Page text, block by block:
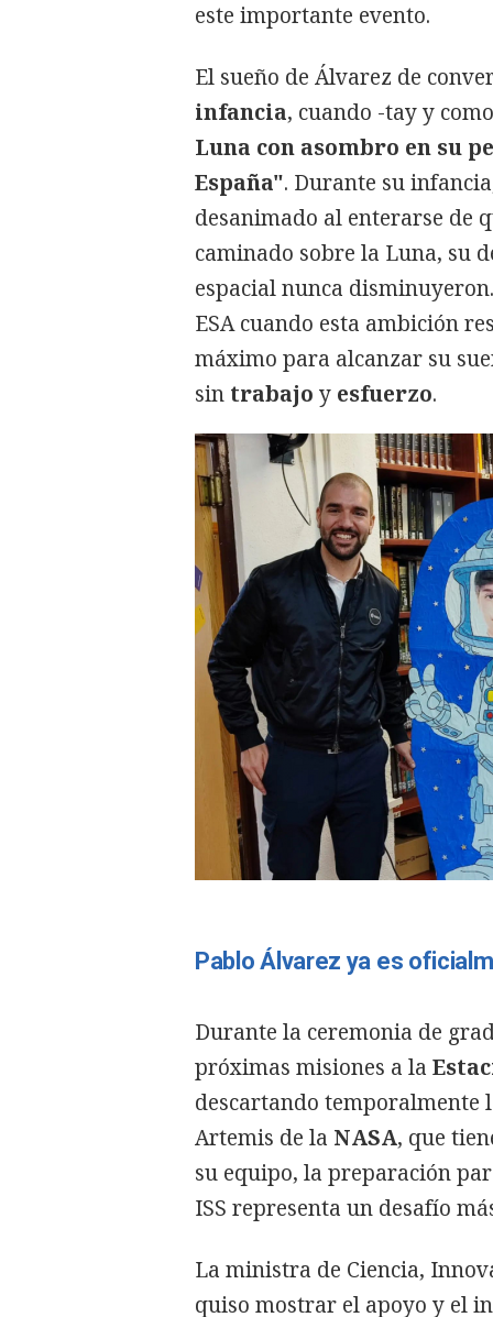
este importante evento.
El sueño de Álvarez de
infancia, cuando -tay y
Luna con asombro en su
España". Durante su
desanimado al enterarse de
caminado sobre la Luna, su
espacial nunca
ESA cuando esta ambición
máximo para alcanzar su
sin trabajo y esfuerzo.
Pablo Álvarez ya es
Durante la ceremonia de
próximas misiones a la
descartando
Artemis de la NASA, que
su equipo, la preparación
ISS representa un desafío
La ministra de Ciencia,
quiso mostrar el apoyo y el